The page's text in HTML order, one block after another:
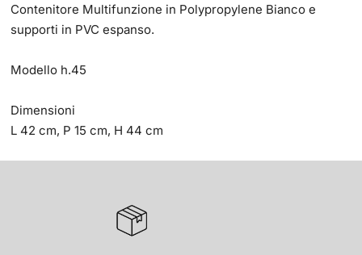
Contenitore Multifunzione in Polypropylene Bianco e
supporti in PVC espanso.
Modello h.45
Dimensioni
L 42 cm, P 15 cm, H 44 cm